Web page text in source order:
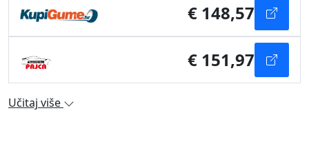
€ 148,57
€ 151,97
Učitaj više